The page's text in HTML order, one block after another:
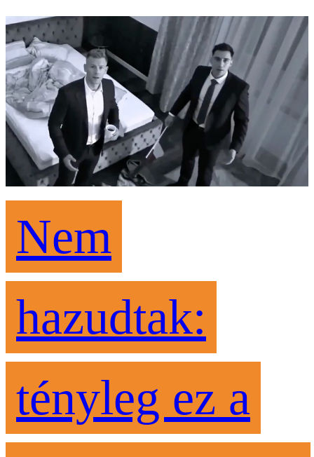
Nem
hazudtak:
tényleg ez a